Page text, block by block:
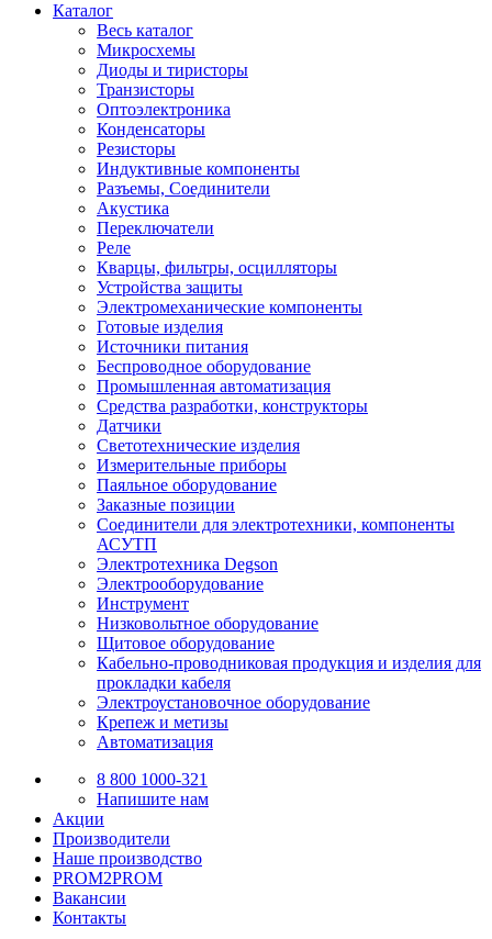
Каталог
Весь каталог
Микросхемы
Диоды и тиристоры
Транзисторы
Оптоэлектроника
Конденсаторы
Резисторы
Индуктивные компоненты
Разъемы, Соединители
Акустика
Переключатели
Реле
Кварцы, фильтры, осцилляторы
Устройства защиты
Электромеханические компоненты
Готовые изделия
Источники питания
Беспроводное оборудование
Промышленная автоматизация
Средства разработки, конструкторы
Датчики
Светотехнические изделия
Измерительные приборы
Паяльное оборудование
Заказные позиции
Соединители для электротехники, компоненты
АСУТП
Электротехника Degson
Электрооборудование
Инструмент
Низковольтное оборудование
Щитовое оборудование
Кабельно-проводниковая продукция и изделия для
прокладки кабеля
Электроустановочное оборудование
Крепеж и метизы
Автоматизация
8 800 1000-321
Напишите нам
Акции
Производители
Наше производство
PROM2PROM
Вакансии
Контакты